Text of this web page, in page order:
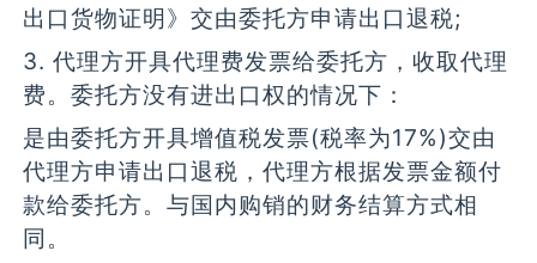
出口货物证明》交由委托方申请出口退税;
3. 代理方开具代理费发票给委托方，收取代理
费。委托方没有进出口权的情况下：
是由委托方开具增值税发票(税率为17%)交由
代理方申请出口退税，代理方根据发票金额付
款给委托方。与国内购销的财务结算方式相
同。